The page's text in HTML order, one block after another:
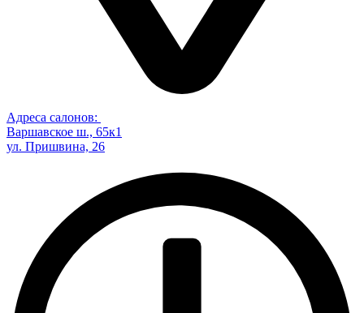
Адреса салонов:
Варшавское ш., 65к1
ул. Пришвина, 26